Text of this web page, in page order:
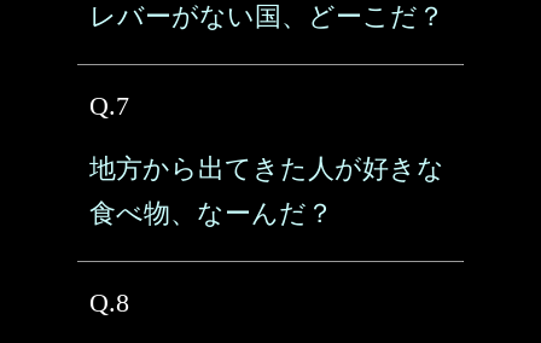
レバーがない国、どーこだ？
Q.7
地方から出てきた人が好きな
食べ物、なーんだ？
Q.8